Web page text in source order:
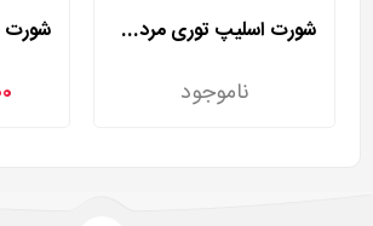
شورت اسلیپ توری مردی مدل 2002
ناموجود